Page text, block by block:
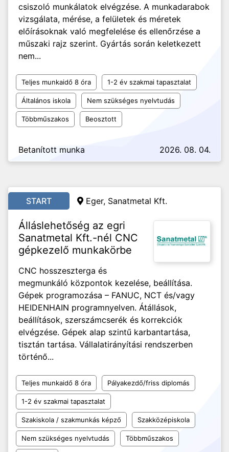
csiszoló munkálatok elvégzése. A munkadarabok
vizsgálata, mérése, a felületek és méretek
előírásoknak való megfelelése és ellenőrzése a
műszaki rajz szerint. Gyártás során keletkezett
nem...
Teljes munkaidő 8 óra 1-2 év szakmai tapasztalat
Általános iskola Nem szükséges nyelvtudás
Többműszakos Beosztott
Betanított munka 2026. 08. 04.
START Eger, Sanatmetal Kft.
Álláslehetőség az egri
Sanatmetal Kft.-nél CNC
gépkezelő munkakörbe
CNC hosszeszterga és
megmunkáló központok kezelése, beállítása.
Gépek programozása – FANUC, NCT és/vagy
HEIDENHAIN programnyelven. Átállások,
beállítások, szerszámcserék és korrekciók
elvégzése. Gépek alap szintű karbantartása,
tisztán tartása. Vállalatirányítási rendszerben
történő...
Teljes munkaidő 8 óra Pályakezdő/friss diplomás
1-2 év szakmai tapasztalat
Szakiskola / szakmunkás képző Szakközépiskola
Nem szükséges nyelvtudás Többműszakos